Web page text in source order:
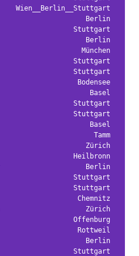
Wien__Berlin__Stuttgart
Berlin
Stuttgart
Berlin
München
Stuttgart
Stuttgart
Bodensee
Basel
Stuttgart
Stuttgart
Basel
Tamm
Zürich
Heilbronn
Berlin
Stuttgart
Stuttgart
Chemnitz
Zürich
Offenburg
Rottweil
Berlin
Stuttgart